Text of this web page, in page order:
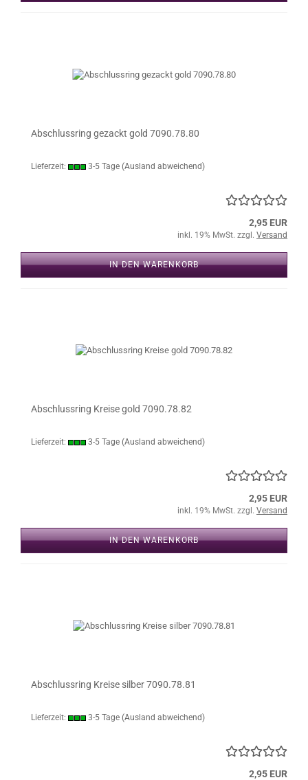
Abschlussring gezackt gold 7090.78.80
Lieferzeit: 3-5 Tage (Ausland abweichend)
2,95 EUR
inkl. 19% MwSt. zzgl. Versand
IN DEN WARENKORB
Abschlussring Kreise gold 7090.78.82
Lieferzeit: 3-5 Tage (Ausland abweichend)
2,95 EUR
inkl. 19% MwSt. zzgl. Versand
IN DEN WARENKORB
Abschlussring Kreise silber 7090.78.81
Lieferzeit: 3-5 Tage (Ausland abweichend)
2,95 EUR